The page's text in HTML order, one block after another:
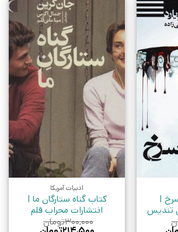
|
تندیس
ادبیات آمریکا
کتاب گناه ستارگان ما |
انتشارات محراب قلم
۳۰۰,۰۰۰تومان